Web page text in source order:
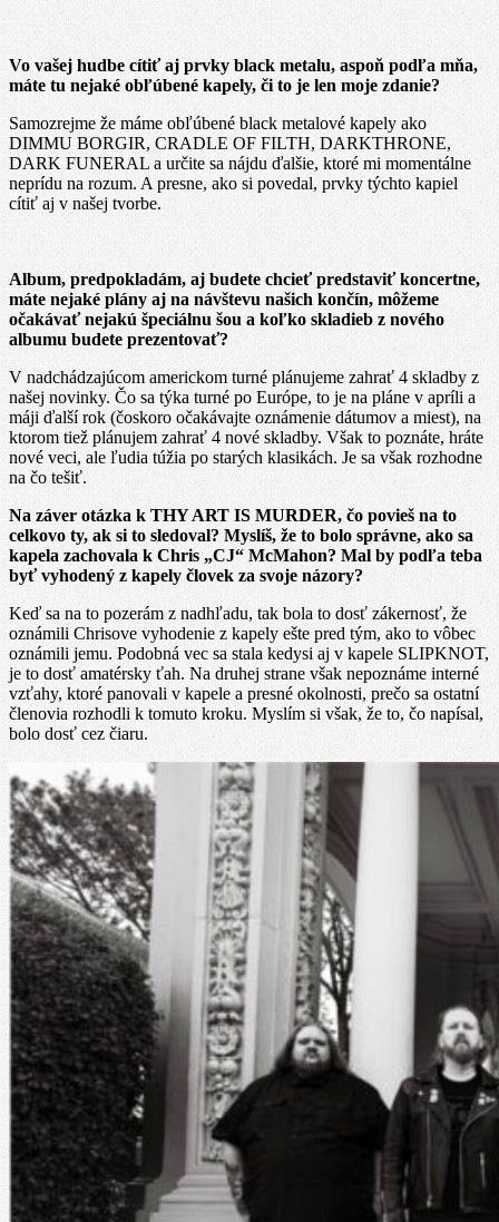
Vo vašej hudbe cítiť aj prvky black metalu, aspoň podľa mňa,
máte tu nejaké obľúbené kapely, či to je len moje zdanie?
Samozrejme že máme obľúbené black metalové kapely ako
DIMMU BORGIR, CRADLE OF FILTH, DARKTHRONE,
DARK FUNERAL a určite sa nájdu ďalšie, ktoré mi momentálne
neprídu na rozum. A presne, ako si povedal, prvky týchto kapiel
cítiť aj v našej tvorbe.
Album, predpokladám, aj budete chcieť predstaviť koncertne,
máte nejaké plány aj na návštevu našich končín, môžeme
očakávať nejakú špeciálnu šou a koľko skladieb z nového
albumu budete prezentovať?
V nadchádzajúcom americkom turné plánujeme zahrať 4 skladby z
našej novinky. Čo sa týka turné po Európe, to je na pláne v apríli a
máji ďalší rok (čoskoro očakávajte oznámenie dátumov a miest), na
ktorom tiež plánujem zahrať 4 nové skladby. Však to poznáte, hráte
nové veci, ale ľudia túžia po starých klasikách. Je sa však rozhodne
na čo tešiť.
Na záver otázka k THY ART IS MURDER, čo povieš na to
celkovo ty, ak si to sledoval? Myslíš, že to bolo správne, ako sa
kapela zachovala k Chris „CJ“ McMahon? Mal by podľa teba
byť vyhodený z kapely človek za svoje názory?
Keď sa na to pozerám z nadhľadu, tak bola to dosť zákernosť, že
oznámili Chrisove vyhodenie z kapely ešte pred tým, ako to vôbec
oznámili jemu. Podobná vec sa stala kedysi aj v kapele SLIPKNOT,
je to dosť amatérsky ťah. Na druhej strane však nepoznáme interné
vzťahy, ktoré panovali v kapele a presné okolnosti, prečo sa ostatní
členovia rozhodli k tomuto kroku. Myslím si však, že to, čo napísal,
bolo dosť cez čiaru.